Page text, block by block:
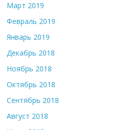
Март 2019
Февраль 2019
Январь 2019
Декабрь 2018
Ноябрь 2018
Октябрь 2018
Сентябрь 2018
Август 2018